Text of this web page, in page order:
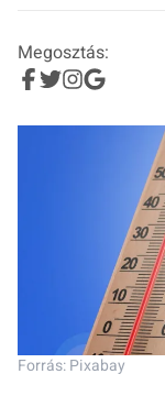
Megosztás:
Forrás: Pixabay